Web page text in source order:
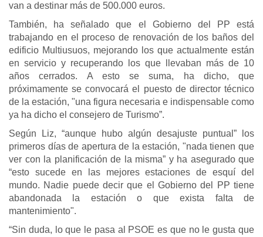
van a destinar más de 500.000 euros.
También, ha señalado que el Gobierno del PP está
trabajando en el proceso de renovación de los baños del
edificio Multiusuos, mejorando los que actualmente están
en servicio y recuperando los que llevaban más de 10
años cerrados. A esto se suma, ha dicho, que
próximamente se convocará el puesto de director técnico
de la estación, "una figura necesaria e indispensable como
ya ha dicho el consejero de Turismo”.
Según Liz, “aunque hubo algún desajuste puntual” los
primeros días de apertura de la estación, "nada tienen que
ver con la planificación de la misma” y ha asegurado que
“esto sucede en las mejores estaciones de esquí del
mundo. Nadie puede decir que el Gobierno del PP tiene
abandonada la estación o que exista falta de
mantenimiento".
“Sin duda, lo que le pasa al PSOE es que no le gusta que